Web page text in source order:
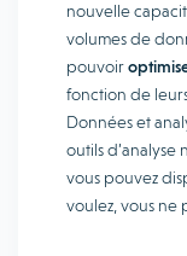
nouvelle
volumes de
pouvoir
fonction de
Données et
outils d’analyse
vous pouvez
voulez, vous ne